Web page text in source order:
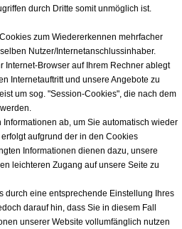
durch Dritte somit unmöglich ist.
zum Wiedererkennen mehrfacher
Nutzer/Internetanschlussinhaber.
Internet-Browser auf Ihrem Rechner ablegt
Internetauftritt und unsere Angebote zu
um sog. "Session-Cookies", die nach dem
ab, um Sie automatisch wieder
aufgrund der in den Cookies
Informationen dienen dazu, unsere
leichteren Zugang auf unsere Seite zu
durch eine entsprechende Einstellung Ihres
darauf hin, dass Sie in diesem Fall
unserer Website vollumfänglich nutzen